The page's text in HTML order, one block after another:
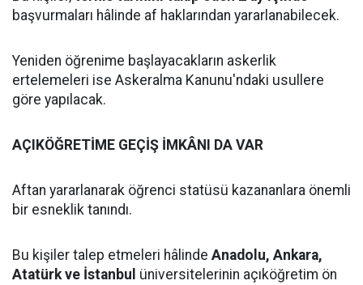
başvurmaları hâlinde af haklarından yararlanabilecek.
Yeniden öğrenime başlayacakların askerlik
ertelemeleri ise Askeralma Kanunu'ndaki usullere
göre yapılacak.
AÇIKÖĞRETİME GEÇİŞ İMKÂNI DA VAR
Aftan yararlanarak öğrenci statüsü kazananlara önemli
bir esneklik tanındı.
Bu kişiler talep etmeleri hâlinde Anadolu, Ankara,
Atatürk ve İstanbul üniversitelerinin açıköğretim ön